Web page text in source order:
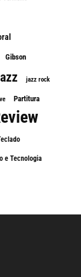
Gibson
jazz rock
Partitura
e Tecnologia